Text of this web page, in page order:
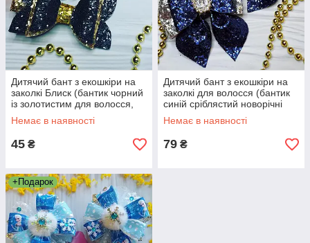
Дитячий бант з екошкіри на
заколкі Блиск (бантик чорний
із золотистим для волосся,
прикраси на голову канзаші)
Немає в наявності
45 ₴
Дитячий бант з екошкіри на
заколкі для волосся (бантик
синій сріблястий новорічні
банти ручної роботи канзаші)
Немає в наявності
79 ₴
+Подарок